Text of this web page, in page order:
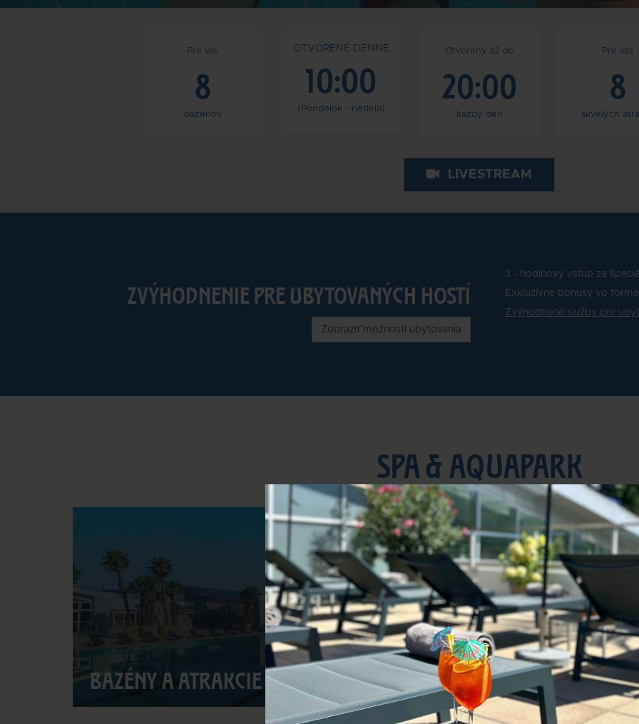
Pre vás
8
bazénov
OTVORENÉ DENNE
10:00
(Pondelok - nedeľa)
Otvorený až do
20:00
každý deň
Pre vás
8
skvelých
LIVESTREAM
ZVÝHODNENIE PRE UBYTOVANÝCH HOSTÍ
Zobraziť možnosti ubytovania
3 - hodinový vstup za
Exkluzívne bonusy vo
Zvýhodnené služby pre
SPA & AQUAPARK
BAZÉNY A ATRAKCIE PROCEDÚRY